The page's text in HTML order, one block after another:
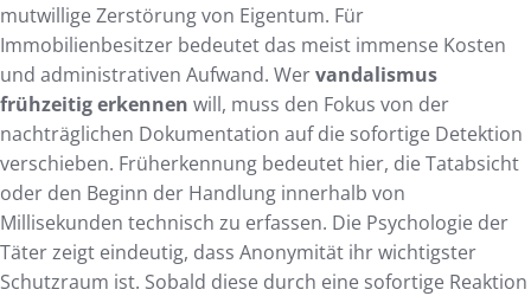
mutwillige Zerstörung von Eigentum. Für
Immobilienbesitzer bedeutet das meist immense Kosten
und administrativen Aufwand. Wervandalismus
frühzeitig erkennen will, muss den Fokus von der
nachträglichen Dokumentation auf die sofortige Detektion
verschieben. Früherkennung bedeutet hier, die Tatabsicht
oder den Beginn der Handlung innerhalb von
Millisekunden technisch zu erfassen. Die Psychologie der
Täter zeigt eindeutig, dass Anonymität ihr wichtigster
Schutzraum ist. Sobald diese durch eine sofortige Reaktion